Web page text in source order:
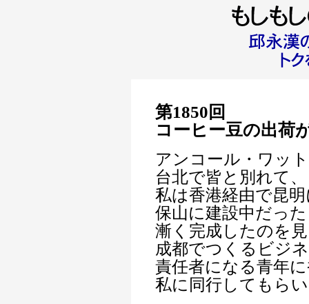
第1850回
コーヒー豆の出荷
アンコール・ワッ
台北で皆と別れて、
私は香港経由で昆
保山に建設中だっ
漸く完成したのを
成都でつくるビジ
責任者になる青年
私に同行してもら